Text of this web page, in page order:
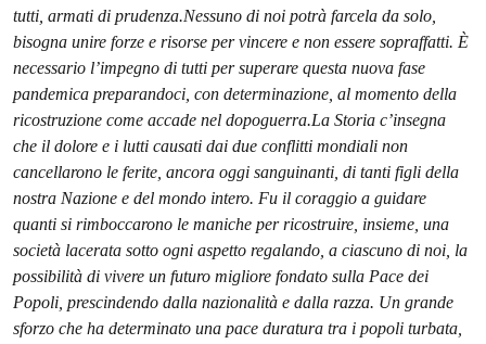
tutti, armati di prudenza.Nessuno di noi potrà farcela da solo,
bisogna unire forze e risorse per vincere e non essere sopraffatti. È
necessario l’impegno di tutti per superare questa nuova fase
pandemica preparandoci, con determinazione, al momento della
ricostruzione come accade nel dopoguerra.La Storia c’insegna
che il dolore e i lutti causati dai due conflitti mondiali non
cancellarono le ferite, ancora oggi sanguinanti, di tanti figli della
nostra Nazione e del mondo intero. Fu il coraggio a guidare
quanti si rimboccarono le maniche per ricostruire, insieme, una
società lacerata sotto ogni aspetto regalando, a ciascuno di noi, la
possibilità di vivere un futuro migliore fondato sulla Pace dei
Popoli, prescindendo dalla nazionalità e dalla razza. Un grande
sforzo che ha determinato una pace duratura tra i popoli turbata,